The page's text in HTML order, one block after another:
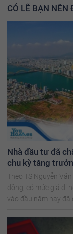
CÓ LẼ BẠN NÊN
Nhà đầu tư đã
chu kỳ tăng
Theo TS Nguyễn
đồng, có mức giá đi
vào đầu năm nay đã